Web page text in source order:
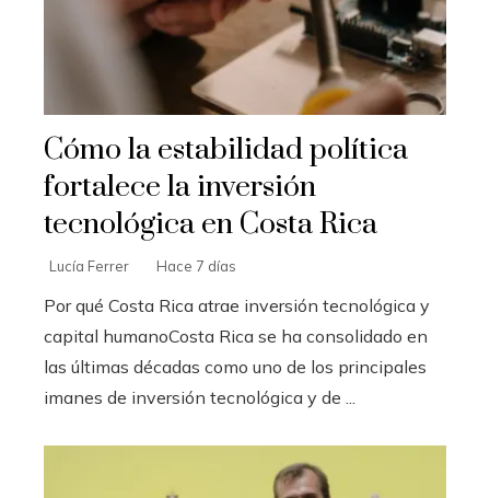
Cómo la estabilidad política
fortalece la inversión
tecnológica en Costa Rica
Lucía Ferrer Hace 7 días
Por qué Costa Rica atrae inversión tecnológica y
capital humanoCosta Rica se ha consolidado en
las últimas décadas como uno de los principales
imanes de inversión tecnológica y de ...